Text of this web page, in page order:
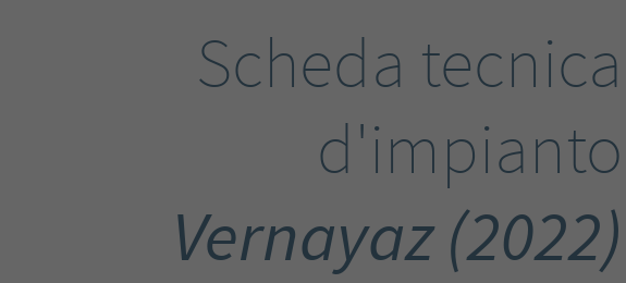
Scheda tecnica
d'impianto
Vernayaz (2022)